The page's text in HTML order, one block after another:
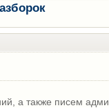
а также писем